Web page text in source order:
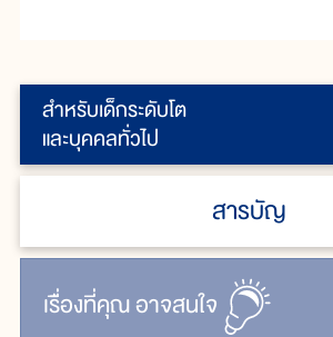
สำหรับเด็กระดับโต
และบุคคลทั่วไป
สารบัญ
เรื่ิองที่คุณอาจสนใจ